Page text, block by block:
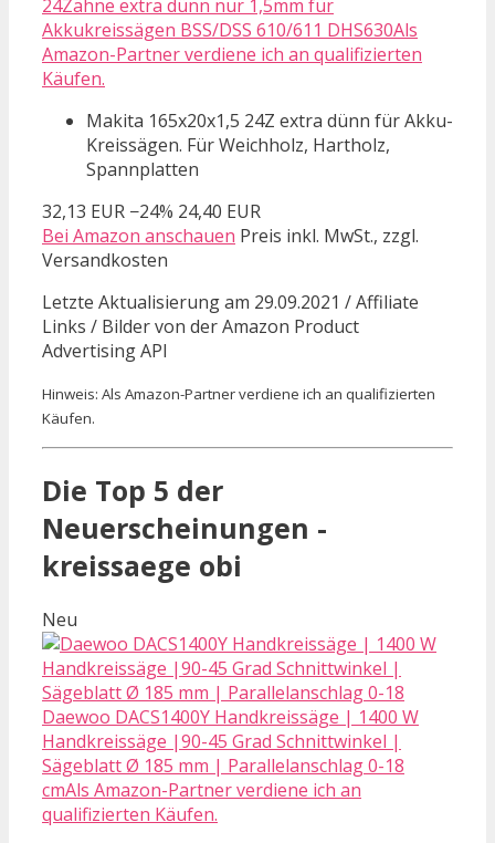
24Zähne extra dünn nur 1,5mm für
Akkukreissägen BSS/DSS 610/611 DHS630Als
Amazon-Partner verdiene ich an qualifizierten
Käufen.
Makita 165x20x1,5 24Z extra dünn für Akku-
Kreissägen. Für Weichholz, Hartholz,
Spannplatten
32,13 EUR −24% 24,40 EUR
Bei Amazon anschauen Preis inkl. MwSt., zzgl.
Versandkosten
Letzte Aktualisierung am 29.09.2021 / Affiliate
Links / Bilder von der Amazon Product
Advertising API
Hinweis: Als Amazon-Partner verdiene ich an qualifizierten
Käufen.
Die Top 5 der
Neuerscheinungen -
kreissaege obi
Neu
Daewoo DACS1400Y Handkreissäge | 1400 W
Handkreissäge |90-45 Grad Schnittwinkel |
Sägeblatt Ø 185 mm | Parallelanschlag 0-18
cmAls Amazon-Partner verdiene ich an
qualifizierten Käufen.